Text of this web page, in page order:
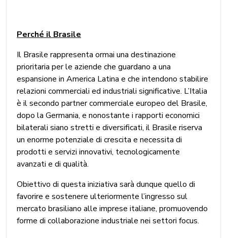
Perché il Brasile
Il Brasile rappresenta ormai una destinazione
prioritaria per le aziende che guardano a una
espansione in America Latina e che intendono stabilire
relazioni commerciali ed industriali significative. L’Italia
è il secondo partner commerciale europeo del Brasile,
dopo la Germania, e nonostante i rapporti economici
bilaterali siano stretti e diversificati, il Brasile riserva
un enorme potenziale di crescita e necessita di
prodotti e servizi innovativi, tecnologicamente
avanzati e di qualità.
Obiettivo di questa iniziativa sarà dunque quello di
favorire e sostenere ulteriormente l’ingresso sul
mercato brasiliano alle imprese italiane, promuovendo
forme di collaborazione industriale nei settori focus.